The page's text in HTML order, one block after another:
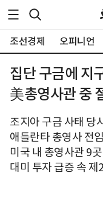
조선경제 오피니언
집단 구금에 지
美총영사관 중
조지아 구금 사태 당
애틀란타 총영사 전
미국 내 총영사관 9
대미 투자 급증 속 제